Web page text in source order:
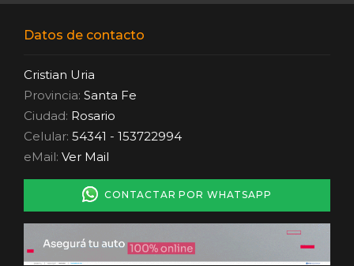
Datos de contacto
Cristian Uria
Provincia: Santa Fe
Ciudad: Rosario
Celular: 54341 - 153722994
eMail: Ver Mail
CONTACTAR POR WHATSAPP